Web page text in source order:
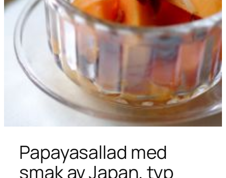
Papayasallad med
smak av Japan, typ